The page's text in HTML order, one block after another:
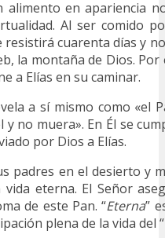
en apariencia
Al ser comido
cuarenta días y
la montaña de Dios.
a Elías en su caminar.
a sí mismo como «el
no muera». En Él se
por Dios a Elías.
padres en el desierto y
eterna. El Señor
de este Pan. “Eterna”
plena de la vida del